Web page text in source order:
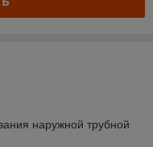
наружной трубной